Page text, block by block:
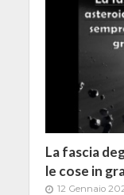
La fascia
le cose in
12 Gennaio